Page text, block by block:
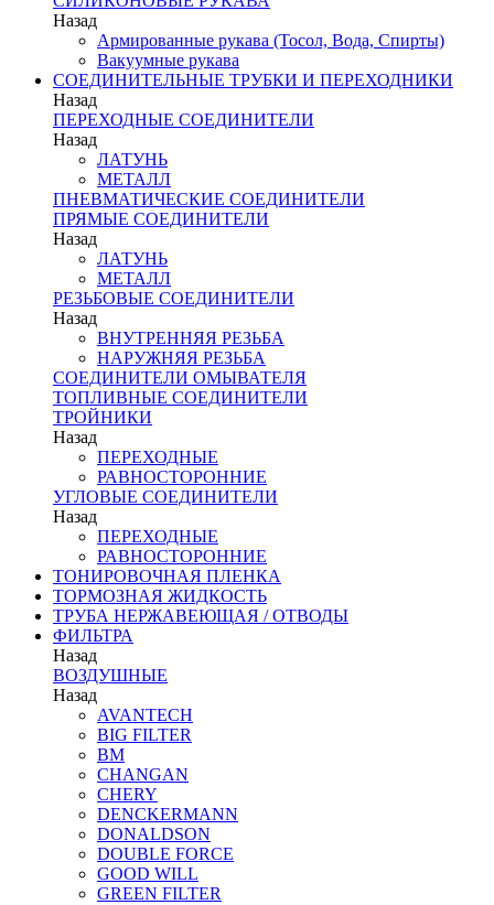
Назад
Армированные рукава (Тосол, Вода, Спирты)
Вакуумные рукава
СОЕДИНИТЕЛЬНЫЕ ТРУБКИ И ПЕРЕХОДНИКИ
Назад
ПЕРЕХОДНЫЕ СОЕДИНИТЕЛИ
Назад
ЛАТУНЬ
МЕТАЛЛ
ПНЕВМАТИЧЕСКИЕ СОЕДИНИТЕЛИ
ПРЯМЫЕ СОЕДИНИТЕЛИ
Назад
ЛАТУНЬ
МЕТАЛЛ
РЕЗЬБОВЫЕ СОЕДИНИТЕЛИ
Назад
ВНУТРЕННЯЯ РЕЗЬБА
НАРУЖНЯЯ РЕЗЬБА
СОЕДИНИТЕЛИ ОМЫВАТЕЛЯ
ТОПЛИВНЫЕ СОЕДИНИТЕЛИ
ТРОЙНИКИ
Назад
ПЕРЕХОДНЫЕ
РАВНОСТОРОННИЕ
УГЛОВЫЕ СОЕДИНИТЕЛИ
Назад
ПЕРЕХОДНЫЕ
РАВНОСТОРОННИЕ
ТОНИРОВОЧНАЯ ПЛЕНКА
ТОРМОЗНАЯ ЖИДКОСТЬ
ТРУБА НЕРЖАВЕЮЩАЯ / ОТВОДЫ
ФИЛЬТРА
Назад
ВОЗДУШНЫЕ
Назад
AVANTECH
BIG FILTER
BM
CHANGAN
CHERY
DENCKERMANN
DONALDSON
DOUBLE FORCE
GOOD WILL
GREEN FILTER